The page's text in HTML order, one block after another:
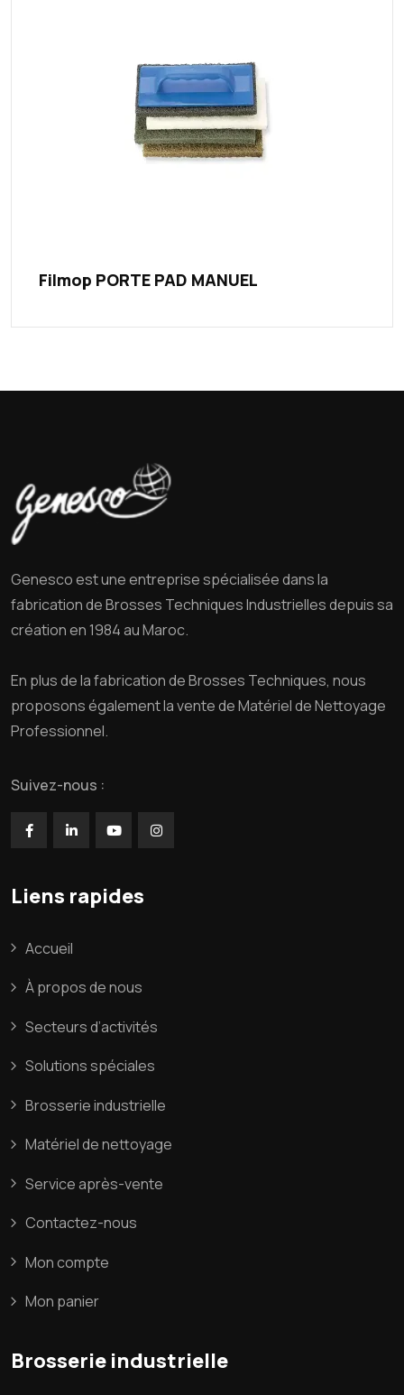
Filmop PORTE PAD MANUEL
Genesco est une entreprise spécialisée dans la
fabrication de Brosses Techniques Industrielles depuis sa
création en 1984 au Maroc.
En plus de la fabrication de Brosses Techniques, nous
proposons également la vente de Matériel de Nettoyage
Professionnel.
Suivez-nous :
Liens rapides
Accueil
À propos de nous
Secteurs d’activités
Solutions spéciales
Brosserie industrielle
Matériel de nettoyage
Service après-vente
Contactez-nous
Mon compte
Mon panier
Brosserie industrielle